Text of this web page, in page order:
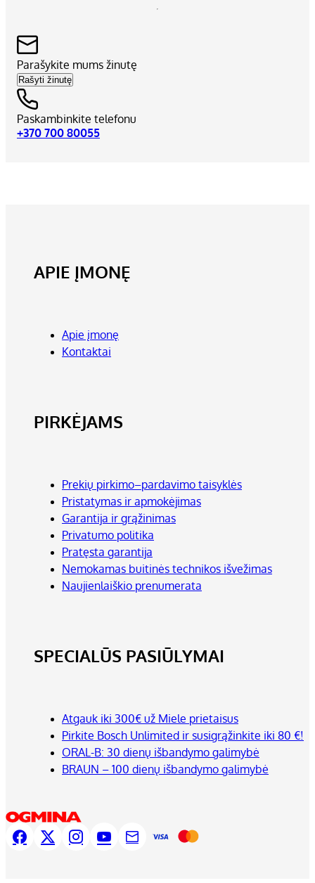
Parašykite mums žinutę
Rašyti žinutę
Paskambinkite telefonu
+370 700 80055
APIE ĮMONĘ
Apie įmonę
Kontaktai
PIRKĖJAMS
Prekių pirkimo–pardavimo taisyklės
Pristatymas ir apmokėjimas
Garantija ir grąžinimas
Privatumo politika
Pratęsta garantija
Nemokamas buitinės technikos išvežimas
Naujienlaiškio prenumerata
SPECIALŪS PASIŪLYMAI
Atgauk iki 300€ už Miele prietaisus
Pirkite Bosch Unlimited ir susigrąžinkite iki 80 €!
ORAL-B: 30 dienų išbandymo galimybė
BRAUN – 100 dienų išbandymo galimybė